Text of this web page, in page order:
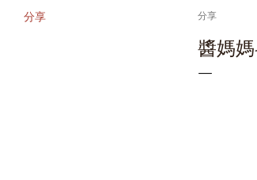
分享 分享
醬媽